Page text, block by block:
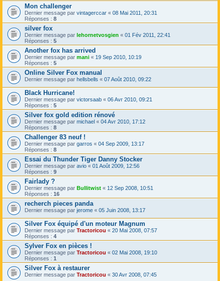
Mon challenger
Dernier message par vintagerccar « 08 Mai 2011, 20:31
Réponses : 8
silver fox
Dernier message par lehornetvosgien « 01 Fév 2011, 22:41
Réponses : 5
Another fox has arrived
Dernier message par mani « 19 Sep 2010, 10:19
Réponses : 5
Online Silver Fox manual
Dernier message par hellsbells « 07 Août 2010, 09:22
Black Hurricane!
Dernier message par victorsaab « 06 Avr 2010, 09:21
Réponses : 5
Silver fox gold edition rénové
Dernier message par michael « 04 Avr 2010, 17:12
Réponses : 8
Challenger 83 neuf !
Dernier message par garros « 04 Sep 2009, 13:17
Réponses : 8
Essai du Thunder Tiger Danny Stocker
Dernier message par avio « 01 Août 2009, 12:56
Réponses : 9
Fairlady ?
Dernier message par Bullitwist « 12 Sep 2008, 10:51
Réponses : 16
recherch pieces panda
Dernier message par jerome « 05 Juin 2008, 13:17
Silver Fox équipé d'un moteur Magnum
Dernier message par Tractoricou « 20 Mai 2008, 07:57
Réponses : 4
Sylver Fox en pièces !
Dernier message par Tractoricou « 02 Mai 2008, 19:10
Réponses : 1
Silver Fox à restaurer
Dernier message par Tractoricou « 30 Avr 2008, 07:45